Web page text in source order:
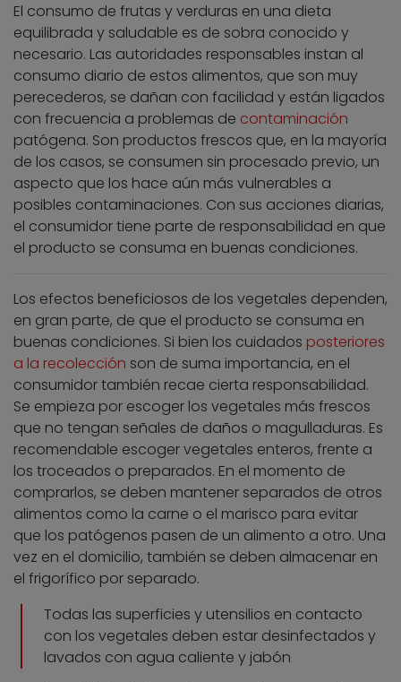
El consumo de frutas y verduras en una dieta
equilibrada y saludable es de sobra conocido y
necesario. Las autoridades responsables instan al
consumo diario de estos alimentos, que son muy
perecederos, se dañan con facilidad y están ligados
con frecuencia a problemas de contaminación
patógena. Son productos frescos que, en la mayoría
de los casos, se consumen sin procesado previo, un
aspecto que los hace aún más vulnerables a
posibles contaminaciones. Con sus acciones diarias,
el consumidor tiene parte de responsabilidad en que
el producto se consuma en buenas condiciones.
Los efectos beneficiosos de los vegetales dependen,
en gran parte, de que el producto se consuma en
buenas condiciones. Si bien los cuidados posteriores
a la recolección son de suma importancia, en el
consumidor también recae cierta responsabilidad.
Se empieza por escoger los vegetales más frescos
que no tengan señales de daños o magulladuras. Es
recomendable escoger vegetales enteros, frente a
los troceados o preparados. En el momento de
comprarlos, se deben mantener separados de otros
alimentos como la carne o el marisco para evitar
que los patógenos pasen de un alimento a otro. Una
vez en el domicilio, también se deben almacenar en
el frigorífico por separado.
Todas las superficies y utensilios en contacto
con los vegetales deben estar desinfectados y
lavados con agua caliente y jabón